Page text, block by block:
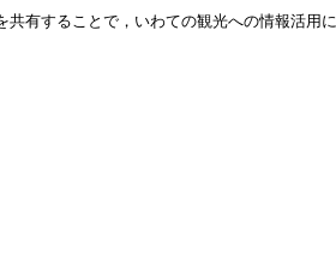
有することで，いわての観光への情報活用